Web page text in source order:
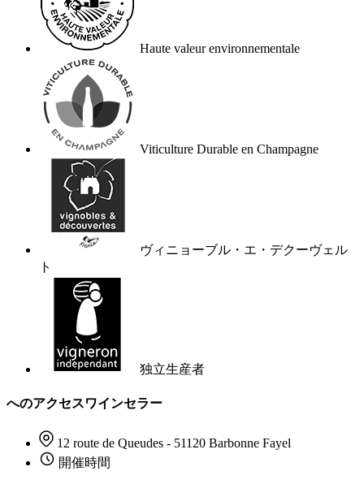
Haute valeur environnementale
Viticulture Durable en Champagne
ヴィニョーブル・エ・デクーヴェル
ト
独立生産者
へのアクセスワインセラー
12 route de Queudes - 51120 Barbonne Fayel
開催時間